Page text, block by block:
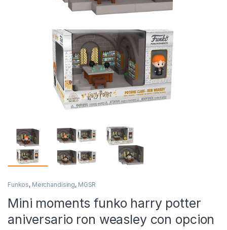
Funkos, Merchandising, MGSR
Mini moments funko harry potter
aniversario ron weasley con opcion